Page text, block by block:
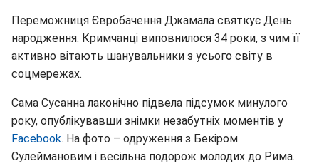
Переможниця Євробачення Джамала святкує День
народження. Кримчанці виповнилося 34 роки, з чим її
активно вітають шанувальники з усього світу в
соцмережах.
Сама Сусанна лаконічно підвела підсумок минулого
року, опублікувавши знімки незабутніх моментів у
Facebook. На фото – одруження з Бекіром
Сулеймановим і весільна подорож молодих до Рима.